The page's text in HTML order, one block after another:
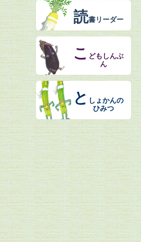
読書リーダー
こ どもしんぶ
ん
と しょかんの
ひみつ